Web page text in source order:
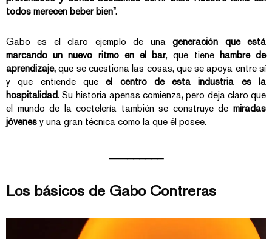
todos merecen beber bien”.
Gabo es el claro ejemplo de unageneración que está
marcando un nuevo ritmo en el bar, que tiene hambre de
aprendizaje, que se cuestiona las cosas, que se apoya entre sí
y que entiende queel centro de esta industria es la
hospitalidad. Su historia apenas comienza,pero deja claro que
el mundo de la coctelería también se construye de miradas
jóvenes y una gran técnica como la que él posee.
Los básicos de Gabo Contreras